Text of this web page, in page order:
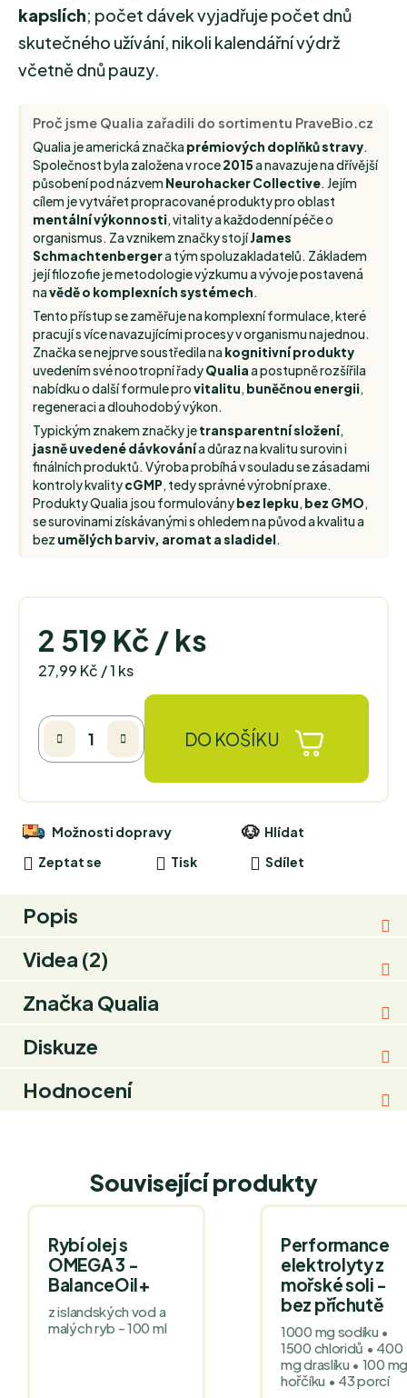
kapslích; počet dávek vyjadřuje počet dnů
skutečného užívání, nikoli kalendářní výdrž
včetně dnů pauzy.
Proč jsme Qualia zařadili do sortimentu PraveBio.cz
Qualia je americká značka prémiových doplňků stravy.
Společnost byla založena v roce2015a navazuje na dřívější
působení pod názvem Neurohacker Collective. Jejím
cílem je vytvářet propracované produkty pro oblast
mentální výkonnosti, vitality a každodenní péče o
organismus. Za vznikem značky stojíJames
Schmachtenbergera tým spoluzakladatelů. Základem
její filozofie je metodologie výzkumu a vývoje postavená
navědě o komplexních systémech.
Tento přístup se zaměřuje na komplexní formulace, které
pracují s více navazujícími procesy v organismu najednou.
Značka se nejprve soustředila na kognitivní produkty
uvedením své nootropní řadyQualiaa postupně rozšířila
nabídku o další formule provitalitu, buněčnou energii,
regeneraci a dlouhodobý výkon.
Typickým znakem značky jetransparentní složení,
jasně uvedené dávkovánía důraz na kvalitu surovin i
finálních produktů. Výroba probíhá v souladu se zásadami
kontroly kvalitycGMP, tedy správné výrobní praxe.
Produkty Qualia jsou formuloványbez lepku, bez GMO,
se surovinami získávanými s ohledem na původ a kvalitu a
bez umělých barviv, aromat a sladidel.
2 519 Kč / ks
Měrná cena:
27,99 Kč / 1 ks
DO KOŠÍKU
Tisk
Zeptat se
Hlídat
Sdílet
Možnosti dopravy
Popis
Videa (2)
Značka Qualia
Diskuze
Hodnocení
Související produkty
Rybí olej s
OMEGA 3 -
BalanceOil+
z islandských vod a
malých ryb - 100 ml
Performance
elektrolyty z
mořské soli -
bez příchutě
1000 mg sodíku •
1500 chloridů • 400
mg draslíku • 100 mg
hořčíku • 43 porcí